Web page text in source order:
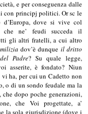
e per conseguenza dalle
con principj politici. Or sc le
d’Europa, dove si vive col
ne’ feudi succeda il
gli altri fratelli, a cui altro
dov’è dunque il dritto
Padre? Su quale legge,
asserite, è fondato? Niun
ha, per cui un Cadetto non
o di un sondo feudale ma la
che dopo poche generazioni,
che Voi progettate, a’
la sola giurisdizione (dove i